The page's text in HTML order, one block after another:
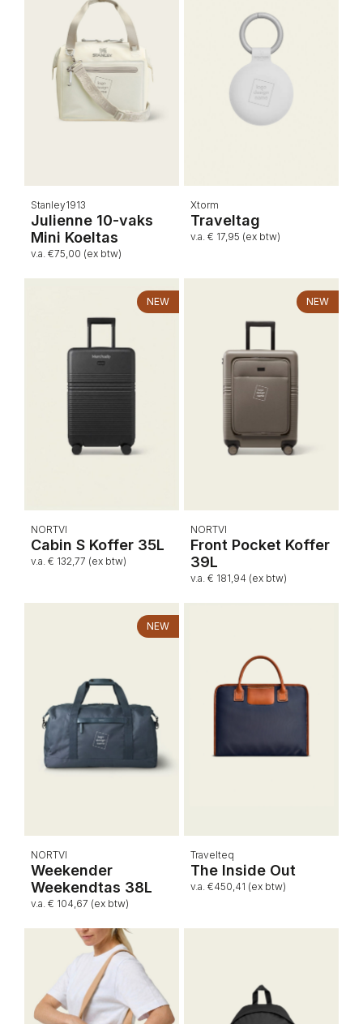
Stanley1913
Julienne 10-vaks
Mini Koeltas
v.a. €75,00 (ex btw)
Xtorm
Traveltag
v.a. € 17,95 (ex btw)
NEW
NORTVI
Cabin S Koffer 35L
v.a. € 132,77 (ex btw)
NEW
NORTVI
Front Pocket Koffer
39L
v.a. € 181,94 (ex btw)
NEW
NORTVI
Weekender
Weekendtas 38L
v.a. € 104,67 (ex btw)
Travelteq
The Inside Out
v.a. €450,41 (ex btw)